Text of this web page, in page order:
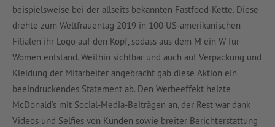
beispielsweise bei der allseits bekannten Fastfood-Kette. Diese
drehte zum Weltfrauentag 2019 in 100 US-amerikanischen
Filialen ihr Logo auf den Kopf, sodass aus dem M ein W für
Women entstand. Weithin sichtbar und auch auf Verpackung und
Kleidung der Mitarbeiter angebracht gab diese Aktion ein
beeindruckendes Statement ab. Den Werbeeffekt heizte
McDonald’s mit Social-Media-Beiträgen an, der Rest war dank
Videos und Selfies von Kunden sowie breiter Berichterstattung